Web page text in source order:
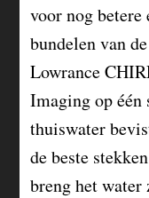
voor nog betere
bundelen van
Lowrance
Imaging op één
thuiswater
de beste
breng het